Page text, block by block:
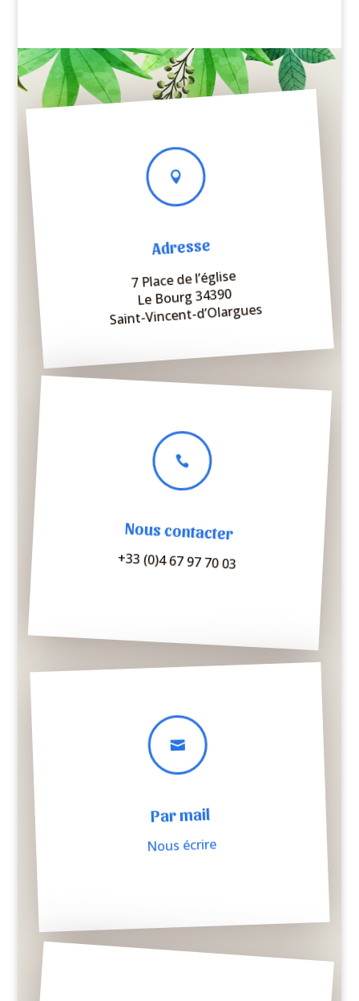

Adresse
7 Place de l’église
Le Bourg 34390
Saint-Vincent-d’Olargues

Nous contacter
+33 (0)4 67 97 70 03

Par mail
Nous écrire